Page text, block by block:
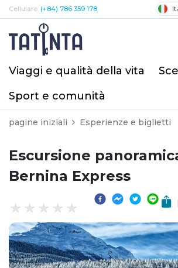
Cellulare: (+84) 786 359 178
Viaggi e qualità della vita
Sport e comunità
pagine iniziali Esperienze e biglietti
Escursione
Bernina Express